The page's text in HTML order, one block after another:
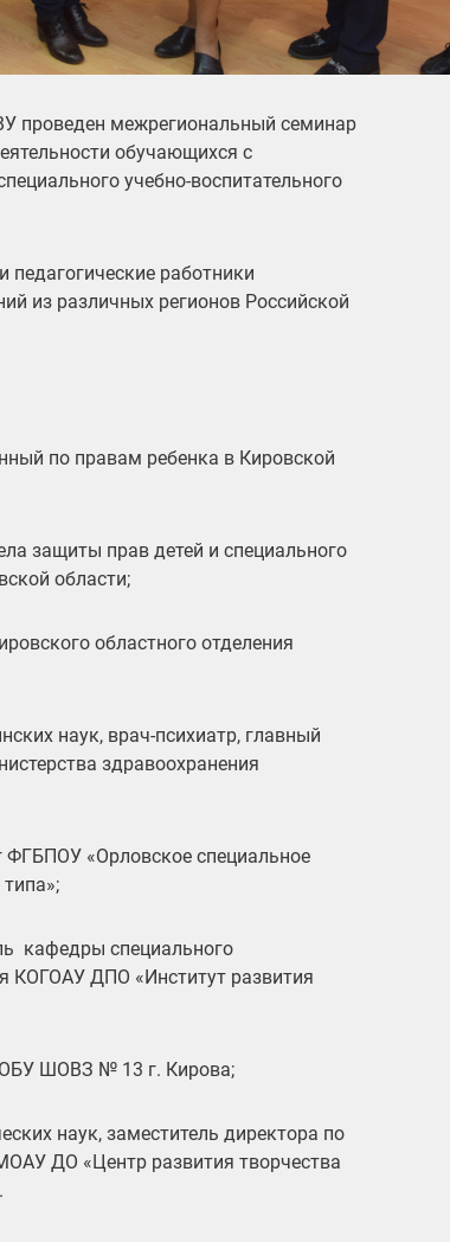
проведен межрегиональный семинар
обучающихся с
учебно-воспитательного
работники
из различных регионов Российской
по правам ребенка в Кировской
защиты прав детей и специального
области;
областного отделения
наук, врач-психиатр, главный
здравоохранения
ФГБПОУ «Орловское специальное
кафедры специального
КОГОАУ ДПО «Институт развития
ШОВЗ № 13 г. Кирова;
наук, заместитель директора по
ДО «Центр развития творчества